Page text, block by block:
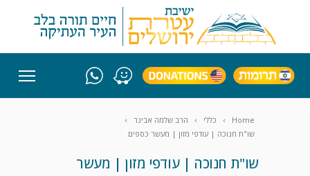
Home כללי
הרב שלמה אבינר
שו"ת חנוכה | עודפי מזון | מעשר כספים
שו"ת חנוכה | עודפי מזון | מעשר